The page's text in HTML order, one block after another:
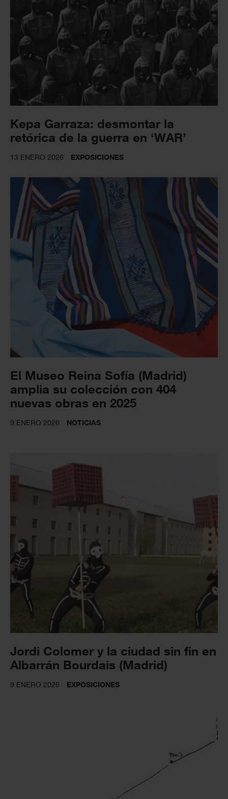
Kepa Garraza: desmontar la
retórica de la guerra en ‘WAR’
13 ENERO 2026 EXPOSICIONES
El Museo Reina Sofía (Madrid)
amplia su colección con 404
nuevas obras en 2025
9 ENERO 2026 NOTICIAS
Jordi Colomer y la ciudad sin fin en
Albarrán Bourdais (Madrid)
9 ENERO 2026 EXPOSICIONES